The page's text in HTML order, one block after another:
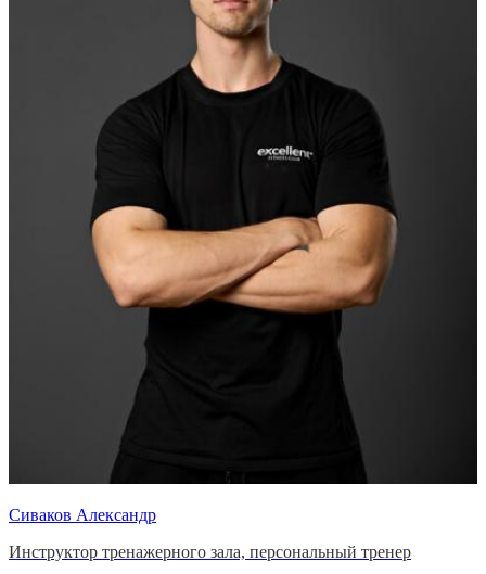
Сиваков Александр
Инструктор тренажерного зала, персональный тренер